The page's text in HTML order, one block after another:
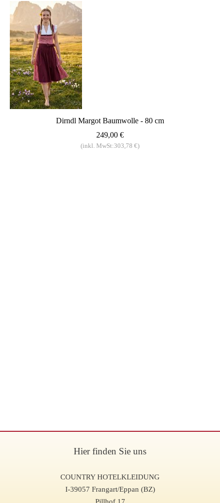
Dirndl Margot Baumwolle - 80 cm
249,00 €
(inkl. MwSt:303,78 €)
Hier finden Sie uns
COUNTRY HOTELKLEIDUNG
I-39057 Frangart/Eppan (BZ)